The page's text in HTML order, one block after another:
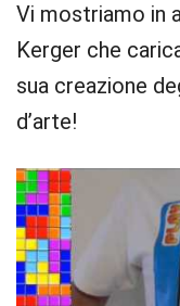
Vi mostriamo in
Kerger che
sua creazione
d’arte!